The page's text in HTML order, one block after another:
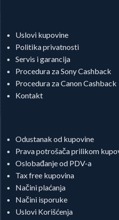
Uslovi kupovine
Politika privatnosti
Servis i garancija
Procedura za Sony Cashback
Procedura za Canon Cashback
Kontakt
Odustanak od kupovine
Prava potrošača prilikom
Oslobađanje od PDV-a
Tax free kupovina
Načini plaćanja
Načini isporuke
Uslovi Korišćenja